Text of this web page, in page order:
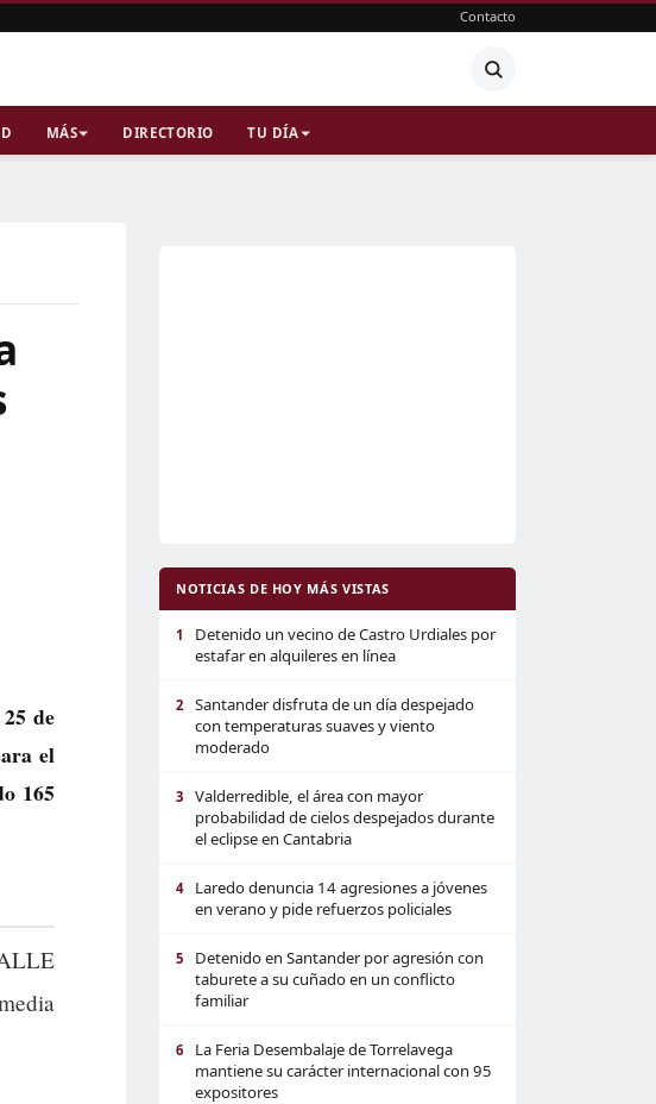
Contacto
MÁS DIRECTORIO TU DÍA
de
el
165
NOTICIAS DE HOY MÁS VISTAS
1
Detenido un vecino de Castro Urdiales por
estafar en alquileres en línea
2
Santander disfruta de un día despejado
con temperaturas suaves y viento
moderado
3
Valderredible, el área con mayor
probabilidad de cielos despejados durante
el eclipse en Cantabria
4
Laredo denuncia 14 agresiones a jóvenes
en verano y pide refuerzos policiales
5
Detenido en Santander por agresión con
taburete a su cuñado en un conflicto
familiar
6
La Feria Desembalaje de Torrelavega
mantiene su carácter internacional con 95
expositores